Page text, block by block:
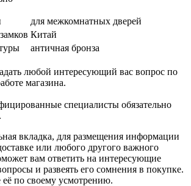
для межкомнатных дверей
Китай
античная бронза
любой интересующий вас вопрос по
магазина.
специалисты обязательно
вкладка, для размещения информации
или любого другого важного
вам ответить на интересующие
и развеять его сомнения в покупке.
её по своему усмотрению.